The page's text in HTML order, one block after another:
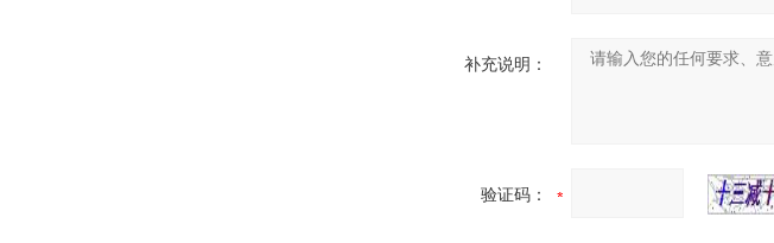
补充说明：
验证码：